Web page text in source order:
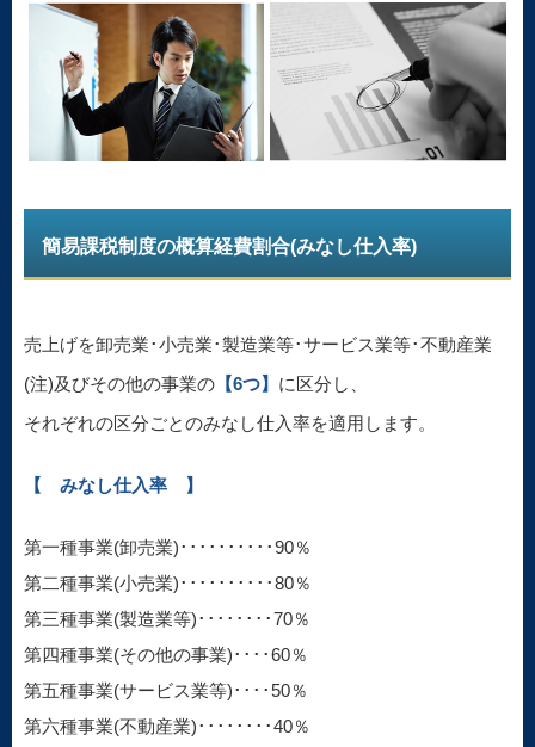
簡易課税制度の概算経費割合(みなし仕入率)
売上げを卸売業･小売業･製造業等･サービス業等･不動産業
(注)及びその他の事業の 【6つ】 に区分し、
それぞれの区分ごとのみなし仕入率を適用します。
【 みなし仕入率 】
第一種事業(卸売業)･･････････90％
第二種事業(小売業)･･････････80％
第三種事業(製造業等)････････70％
第四種事業(その他の事業)････60％
第五種事業(サービス業等)････50％
第六種事業(不動産業)････････40％